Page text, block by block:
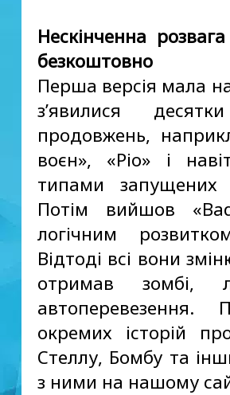
Нескінченна
безкоштовно
Перша версія мала
з’явилися
продовжень,
воєн», «Ріо» і
типами запущених
Потім вийшов
логічним
Відтоді всі вони
отримав зомбі,
окремих історій
Стеллу, Бомбу та
з ними на нашому